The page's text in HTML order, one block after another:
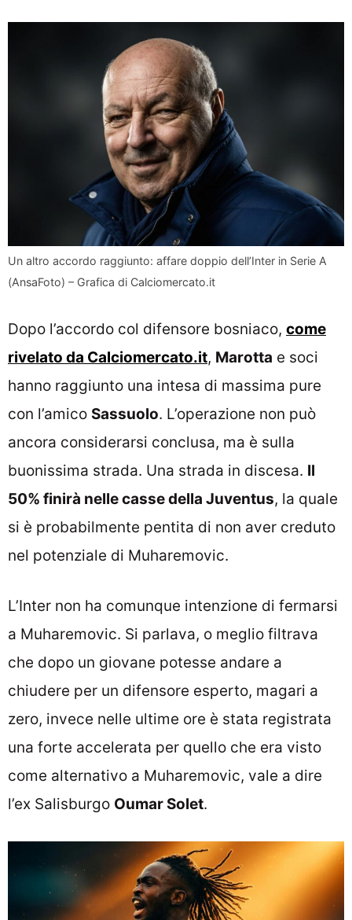
Un altro accordo raggiunto: affare doppio dell’Inter in Serie A
(AnsaFoto) – Grafica di Calciomercato.it
Dopo l’accordo col difensore bosniaco, come
rivelato da Calciomercato.it, Marotta e soci
hanno raggiunto una intesa di massima pure
con l’amico Sassuolo. L’operazione non può
ancora considerarsi conclusa, ma è sulla
buonissima strada. Una strada in discesa. Il
50% finirà nelle casse della Juventus, la quale
si è probabilmente pentita di non aver creduto
nel potenziale di Muharemovic.
L’Inter non ha comunque intenzione di fermarsi
a Muharemovic. Si parlava, o meglio filtrava
che dopo un giovane potesse andare a
chiudere per un difensore esperto, magari a
zero, invece nelle ultime ore è stata registrata
una forte accelerata per quello che era visto
come alternativo a Muharemovic, vale a dire
l’ex Salisburgo Oumar Solet.